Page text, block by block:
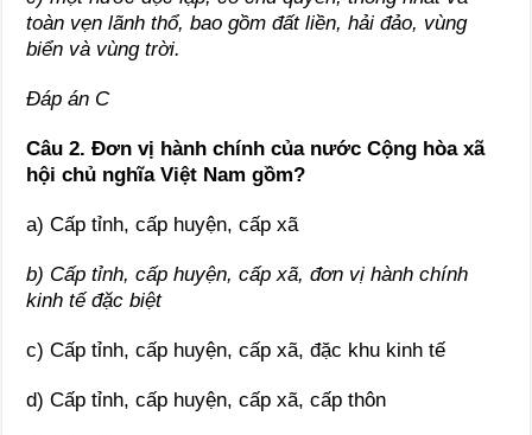
toàn vẹn lãnh thổ, bao gồm đất liền, hải đảo, vùng
biển và vùng trời.
Đáp án C
Câu 2. Đơn vị hành chính của nước Cộng hòa xã
hội chủ nghĩa Việt Nam gồm?
a) Cấp tỉnh, cấp huyện, cấp xã
b) Cấp tỉnh, cấp huyện, cấp xã, đơn vị hành chính
kinh tế đặc biệt
c) Cấp tỉnh, cấp huyện, cấp xã, đặc khu kinh tế
d) Cấp tỉnh, cấp huyện, cấp xã, cấp thôn